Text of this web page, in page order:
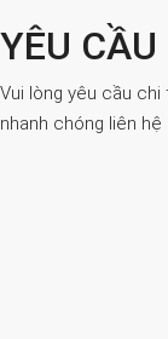
YÊU
Vui lòng yêu cầu
nhanh chóng liên